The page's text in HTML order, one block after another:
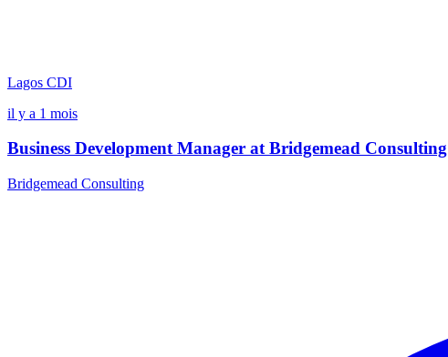
Lagos CDI
il y a 1 mois
Business Development Manager at Bridgemead Consulting
Bridgemead Consulting